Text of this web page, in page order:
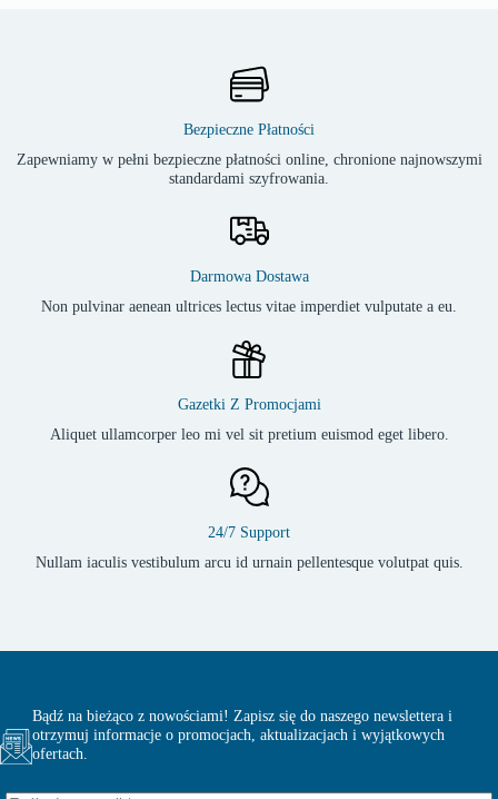
Bezpieczne Płatności
Zapewniamy w pełni bezpieczne płatności online, chronione najnowszymi
standardami szyfrowania.
Darmowa Dostawa
Non pulvinar aenean ultrices lectus vitae imperdiet vulputate a eu.
Gazetki Z Promocjami
Aliquet ullamcorper leo mi vel sit pretium euismod eget libero.
24/7 Support
Nullam iaculis vestibulum arcu id urnain pellentesque volutpat quis.
Bądź na bieżąco z nowościami! Zapisz się do naszego newslettera i
otrzymuj informacje o promocjach, aktualizacjach i wyjątkowych
ofertach.